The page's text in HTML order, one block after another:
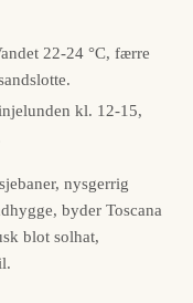
22-24 °C, færre
kl. 12-15,
nysgerrig
byder Toscana
blot solhat,